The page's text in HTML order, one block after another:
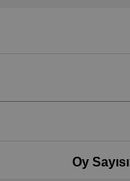
Oy Sayısı